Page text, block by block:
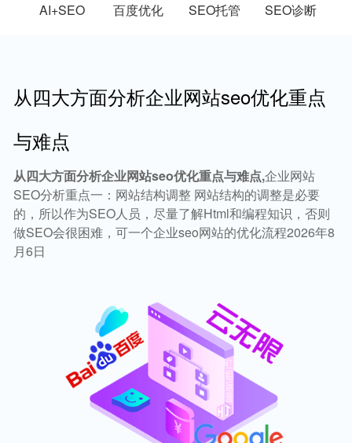
AI+SEO 百度优化 SEO托管 SEO诊断
从四大方面分析企业网站seo优化重点
与难点
从四大方面分析企业网站seo优化重点与难点,企业网站
SEO分析重点一：网站结构调整 网站结构的调整是必要
的，所以作为SEO人员，尽量了解Html和编程知识，否则
做SEO会很困难，可一个企业seo网站的优化流程2026年8
月6日